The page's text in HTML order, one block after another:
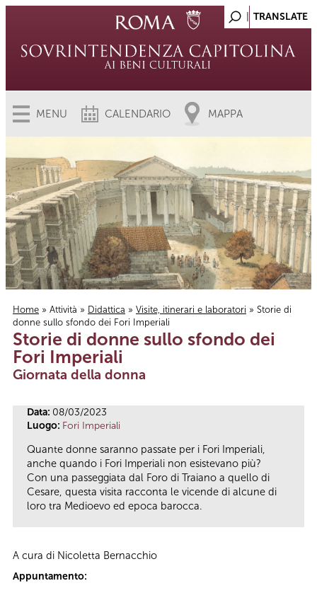
MENU CALENDARIO MAPPA
Tu sei qui
Home » Attività » Didattica » Visite, itinerari e laboratori » Storie di
donne sullo sfondo dei Fori Imperiali
Storie di donne sullo sfondo dei
Fori Imperiali
Giornata della donna
Data: 08/03/2023
Luogo: Fori Imperiali
Quante donne saranno passate per i Fori Imperiali,
anche quando i Fori Imperiali non esistevano più?
Con una passeggiata dal Foro di Traiano a quello di
Cesare, questa visita racconta le vicende di alcune di
loro tra Medioevo ed epoca barocca.
A cura di Nicoletta Bernacchio
Appuntamento: